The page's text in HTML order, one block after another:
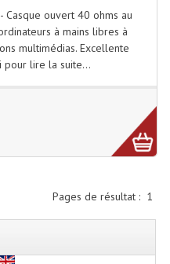
Et Studio
Filaires
Casque ouvert 40 ohms au
à mains libres à
multimédias. Excellente
pour lire la suite...
Pages de résultat : 1